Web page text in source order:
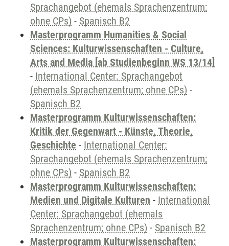
Sprachangebot (ehemals Sprachenzentrum;
ohne CPs) - Spanisch B2
Masterprogramm Humanities & Social
Sciences: Kulturwissenschaften - Culture,
Arts and Media [ab Studienbeginn WS 13/14]
- International Center: Sprachangebot
(ehemals Sprachenzentrum; ohne CPs) -
Spanisch B2
Masterprogramm Kulturwissenschaften:
Kritik der Gegenwart - Künste, Theorie,
Geschichte - International Center:
Sprachangebot (ehemals Sprachenzentrum;
ohne CPs) - Spanisch B2
Masterprogramm Kulturwissenschaften:
Medien und Digitale Kulturen - International
Center: Sprachangebot (ehemals
Sprachenzentrum; ohne CPs) - Spanisch B2
Masterprogramm Kulturwissenschaften: